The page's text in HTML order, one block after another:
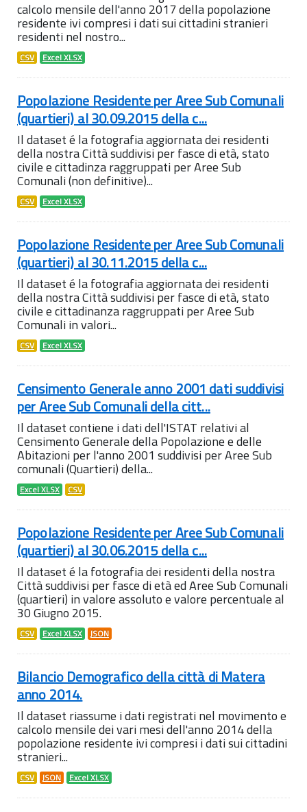
calcolo mensile dell'anno 2017 della popolazione
residente ivi compresi i dati sui cittadini stranieri
residenti nel nostro...
CSV Excel XLSX
Popolazione Residente per Aree Sub Comunali
(quartieri) al 30.09.2015 della c...
Il dataset é la fotografia aggiornata dei residenti
della nostra Città suddivisi per fasce di età, stato
civile e cittadinza raggruppati per Aree Sub
Comunali (non definitive)...
CSV Excel XLSX
Popolazione Residente per Aree Sub Comunali
(quartieri) al 30.11.2015 della c...
Il dataset é la fotografia aggiornata dei residenti
della nostra Città suddivisi per fasce di età, stato
civile e cittadinanza raggruppati per Aree Sub
Comunali in valori...
CSV Excel XLSX
Censimento Generale anno 2001 dati suddivisi
per Aree Sub Comunali della citt...
Il dataset contiene i dati dell'ISTAT relativi al
Censimento Generale della Popolazione e delle
Abitazioni per l'anno 2001 suddivisi per Aree Sub
comunali (Quartieri) della...
Excel XLSX CSV
Popolazione Residente per Aree Sub Comunali
(quartieri) al 30.06.2015 della c...
Il dataset é la fotografia dei residenti della nostra
Città suddivisi per fasce di età ed Aree Sub Comunali
(quartieri) in valore assoluto e valore percentuale al
30 Giugno 2015.
CSV Excel XLSX JSON
Bilancio Demografico della città di Matera
anno 2014.
Il dataset riassume i dati registrati nel movimento e
calcolo mensile dei vari mesi dell'anno 2014 della
popolazione residente ivi compresi i dati sui cittadini
stranieri...
CSV JSON Excel XLSX